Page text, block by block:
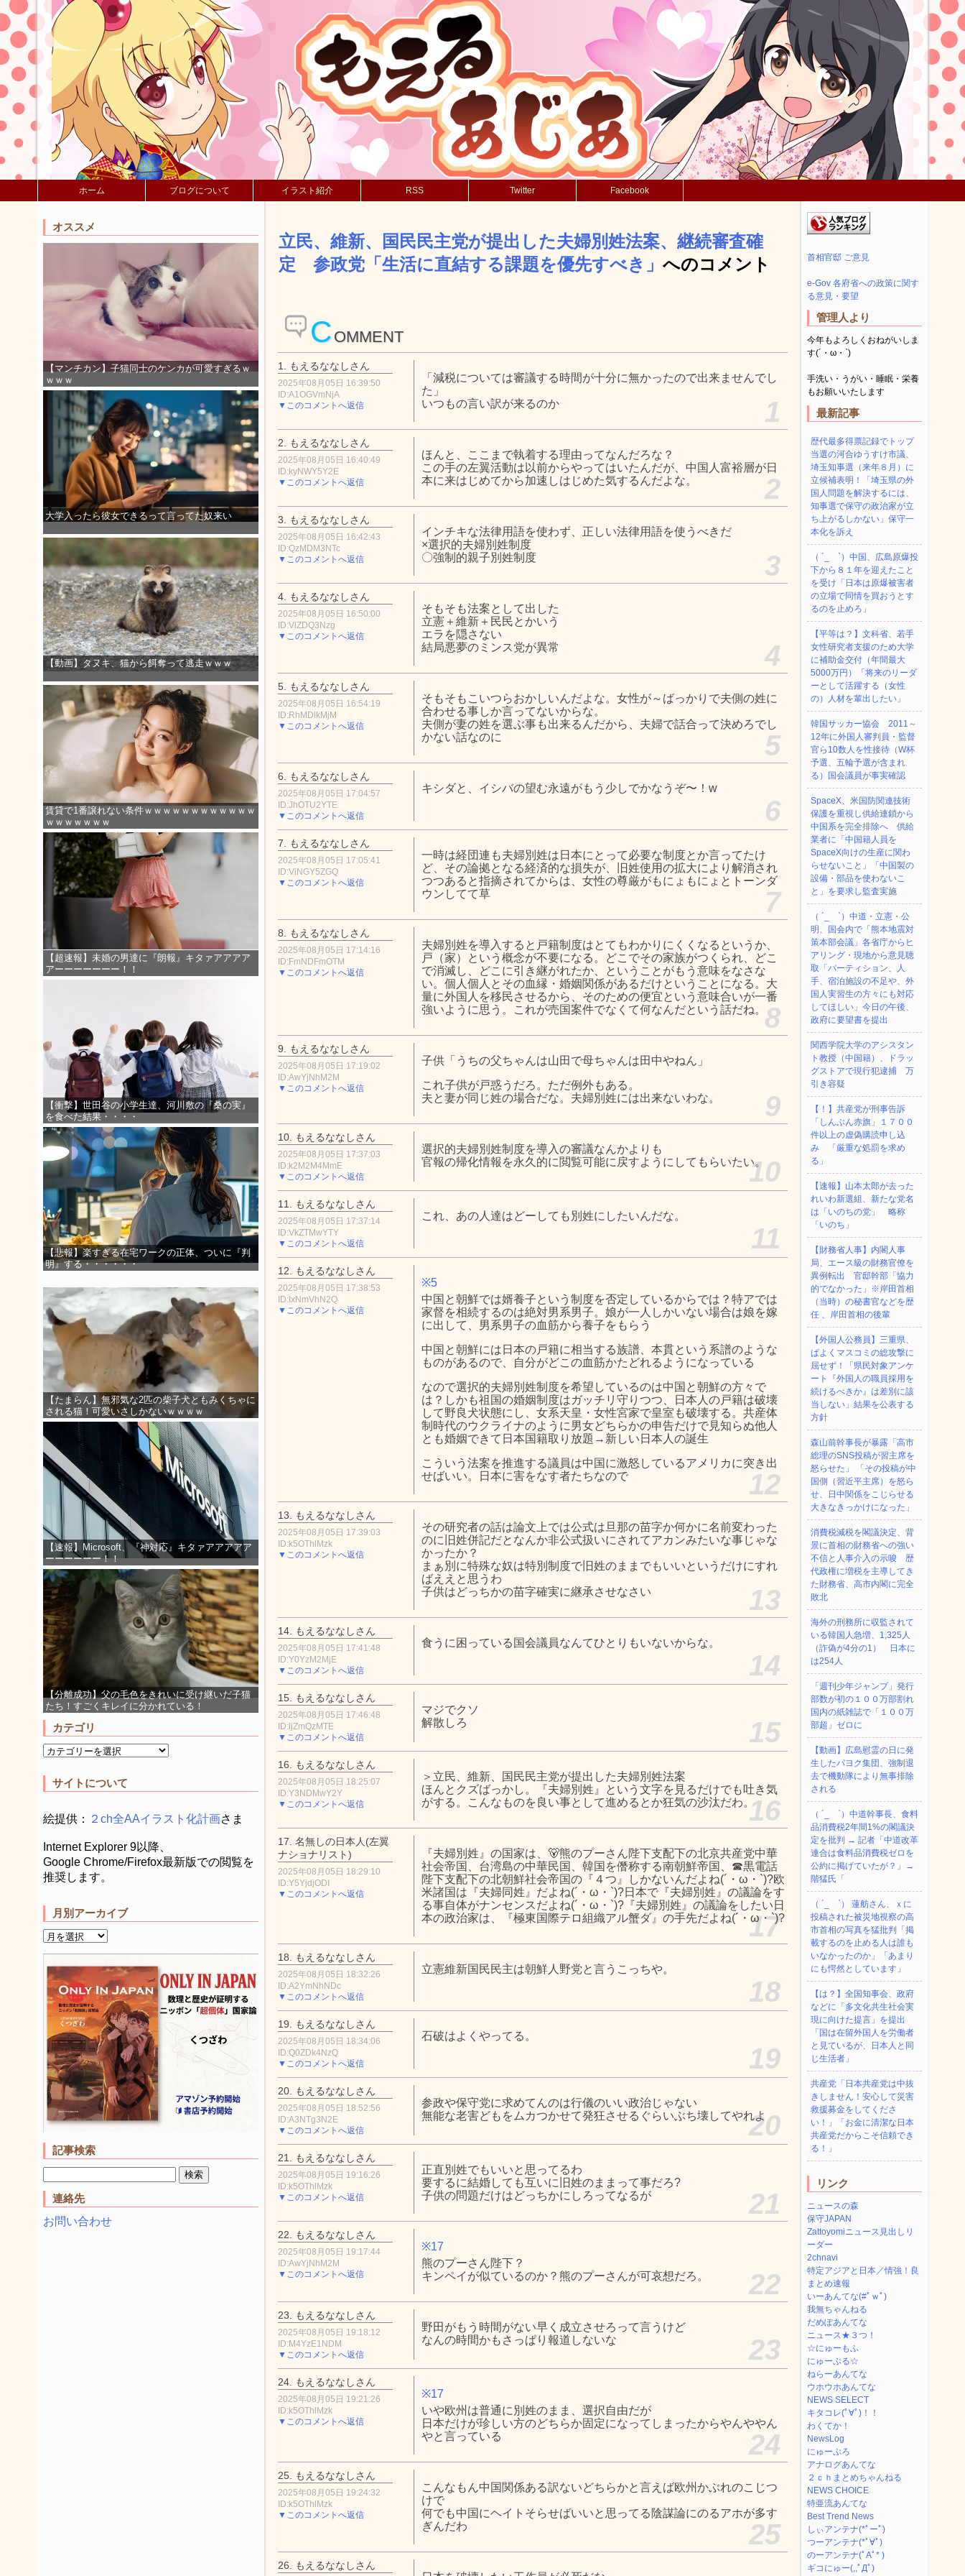
ホーム ブログについて イラスト紹介 RSS Twitter Facebook
オススメ
【マンチカン】子猫同士のケンカが可愛すぎるｗ
ｗｗｗ
大学入ったら彼女できるって言ってた奴来い
【動画】タヌキ、猫から餌奪って逃走ｗｗｗ
賃貸で1番譲れない条件ｗｗｗｗｗｗｗｗｗｗｗｗ
ｗｗｗｗｗｗｗ
【超速報】未婚の男達に『朗報』キタァアアアア
アーーーーーーー！！
【衝撃】世田谷の小学生達、河川敷の『桑の実』
を食べた結果・・・・
【悲報】楽すぎる在宅ワークの正体、ついに『判
明』する・・・・・・
【たまらん】無邪気な2匹の柴子犬ともみくちゃに
される猫！可愛いさしかないｗｗｗｗ
【速報】Microsoft、『神対応』キタァアアアアア
ーーーーーー！！
【分離成功】父の毛色をきれいに受け継いだ子猫
たち！すごくキレイに分かれている！
カテゴリ
サイトについて
絵提供： ２ch全AAイラスト化計画さま
Internet Explorer 9以降、
Google Chrome/Firefox最新版での閲覧を
推奨します。
月別アーカイブ
記事検索
連絡先
お問い合わせ
立民、維新、国民民主党が提出した夫婦別姓法案、継続審査確
定 参政党「生活に直結する課題を優先すべき」 へのコメント
C OMMENT
1. もえるななしさん
2025年08月05日 16:39:50
ID:A1OGVmNjA
▼このコメントへ返信
「減税については審議する時間が十分に無かったので出来ませんでし
た」
いつもの言い訳が来るのか
1
2. もえるななしさん
2025年08月05日 16:40:49
ID:kyNWY5Y2E
▼このコメントへ返信
ほんと、ここまで執着する理由ってなんだろな？
この手の左翼活動は以前からやってはいたんだが、中国人富裕層が日
本に来はじめてから加速しはじめた気するんだよな。
2
3. もえるななしさん
2025年08月05日 16:42:43
ID:QzMDM3NTc
▼このコメントへ返信
インチキな法律用語を使わず、正しい法律用語を使うべきだ
×選択的夫婦別姓制度
〇強制的親子別姓制度
3
4. もえるななしさん
2025年08月05日 16:50:00
ID:VlZDQ3Nzg
▼このコメントへ返信
そもそも法案として出した
立憲＋維新＋民民とかいう
エラを隠さない
結局悪夢のミンス党が異常
4
5. もえるななしさん
2025年08月05日 16:54:19
ID:RhMDlkMjM
▼このコメントへ返信
そもそもこいつらおかしいんだよな。女性が～ばっかりで夫側の姓に
合わせる事しか言ってないからな。
夫側が妻の姓を選ぶ事も出来るんだから、夫婦で話合って決めろでし
かない話なのに
5
6. もえるななしさん
2025年08月05日 17:04:57
ID:JhOTU2YTE
▼このコメントへ返信
キシダと、イシバの望む永遠がもう少しでかなうぞ〜！w
6
7. もえるななしさん
2025年08月05日 17:05:41
ID:ViNGY5ZGQ
▼このコメントへ返信
一時は経団連も夫婦別姓は日本にとって必要な制度とか言ってたけ
ど、その論拠となる経済的な損失が、旧姓使用の拡大により解消され
つつあると指摘されてからは、女性の尊厳がもにょもにょとトーンダ
ウンしてて草
7
8. もえるななしさん
2025年08月05日 17:14:16
ID:FmNDFmOTM
▼このコメントへ返信
夫婦別姓を導入すると戸籍制度はとてもわかりにくくなるというか、
戸（家）という概念が不要になる。どこでその家族がつくられ、どこ
で消滅し、どこに引き継がれたか、ということがもう意味をなさな
い。個人個人とその血縁・婚姻関係があるだけということになる。大
量に外国人を移民させるから、そのための便宜という意味合いが一番
強いように思う。これが売国案件でなくて何なんだという話だね。 8
9. もえるななしさん
2025年08月05日 17:19:02
ID:AwYjNhM2M
▼このコメントへ返信
子供「うちの父ちゃんは山田で母ちゃんは田中やねん」
これ子供が戸惑うだろ。ただ例外もある。
夫と妻が同じ姓の場合だな。夫婦別姓には出来ないわな。
9
10. もえるななしさん
2025年08月05日 17:37:03
ID:k2M2M4MmE
▼このコメントへ返信
選択的夫婦別姓制度を導入の審議なんかよりも
官報の帰化情報を永久的に閲覧可能に戻すようにしてもらいたい。10
11. もえるななしさん
2025年08月05日 17:37:14
ID:VkZTMwYTY
▼このコメントへ返信
これ、あの人達はどーしても別姓にしたいんだな。
11
12. もえるななしさん
2025年08月05日 17:38:53
ID:IxNmVhN2Q
▼このコメントへ返信
※5
中国と朝鮮では婿養子という制度を否定しているからでは？特アでは
家督を相続するのは絶対男系男子。娘が一人しかいない場合は娘を嫁
に出して、男系男子の血筋から養子をもらう
中国と朝鮮には日本の戸籍に相当する族譜、本貫という系譜のような
ものがあるので、自分がどこの血筋かたどれるようになっている
なので選択的夫婦別姓制度を希望しているのは中国と朝鮮の方々で
は？しかも祖国の婚姻制度はガッチリ守りつつ、日本人の戸籍は破壊
して野良犬状態にし、女系天皇・女性宮家で皇室も破壊する。共産体
制時代のウクライナのように男女どちらかの申告だけで見知らぬ他人
とも婚姻できて日本国籍取り放題→新しい日本人の誕生
こういう法案を推進する議員は中国に激怒しているアメリカに突き出
せばいい。日本に害をなす者たちなので
12
13. もえるななしさん
2025年08月05日 17:39:03
ID:k5OThlMzk
▼このコメントへ返信
その研究者の話は論文上では公式は旦那の苗字か何かに名前変わった
のに旧姓併記だとなんか非公式扱いにされてアカンみたいな事じゃな
かったか？
まぁ別に特殊な奴は特別制度で旧姓のままでもいいというだけにすれ
ばええと思うわ
子供はどっちかの苗字確実に継承させなさい
13
14. もえるななしさん
2025年08月05日 17:41:48
ID:Y0YzM2MjE
▼このコメントへ返信
食うに困っている国会議員なんてひとりもいないからな。
14
15. もえるななしさん
2025年08月05日 17:46:48
ID:ljZmQzMTE
▼このコメントへ返信
マジでクソ
解散しろ
15
16. もえるななしさん
2025年08月05日 18:25:07
ID:Y3NDMwY2Y
▼このコメントへ返信
＞立民、維新、国民民主党が提出した夫婦別姓法案
ほんとクズばっかし。『夫婦別姓』という文字を見るだけでも吐き気
がする。こんなものを良い事として進めるとか狂気の沙汰だわ。16
17. 名無しの日本人(左翼
ナショナリスト)
2025年08月05日 18:29:10
ID:Y5YjdjODI
▼このコメントへ返信
『夫婦別姓』の国家は、🐻熊のプーさん陛下支配下の北京共産党中華
社会帝国、台湾島の中華民国、韓国を僭称する南朝鮮帝国、☎黒電話
陛下支配下の北朝鮮社会帝国の『４つ』しかないんだよね(´・ω・`)?欧
米諸国は『夫婦同姓』だよね(´・ω・`)?日本で『夫婦別姓』の議論をす
る事自体がナンセンスだよね(´・ω・`)?『夫婦別姓』の議論をしたい日
本の政治家は、『極東国際テロ組織アル蟹ダ』の手先だよね(´・ω・`)?
17
18. もえるななしさん
2025年08月05日 18:32:26
ID:A2YmNhNDc
▼このコメントへ返信
立憲維新国民民主は朝鮮人野党と言うこっちや。
18
19. もえるななしさん
2025年08月05日 18:34:06
ID:Q0ZDk4NzQ
▼このコメントへ返信
石破はよくやってる。
19
20. もえるななしさん
2025年08月05日 18:52:56
ID:A3NTg3N2E
▼このコメントへ返信
参政や保守党に求めてんのは行儀のいい政治じゃない
無能な老害どもをムカつかせて発狂させるぐらいぶち壊してやれよ20
21. もえるななしさん
2025年08月05日 19:16:26
ID:k5OThlMzk
▼このコメントへ返信
正直別姓でもいいと思ってるわ
要するに結婚しても互いに旧姓のままって事だろ?
子供の問題だけはどっちかにしろってなるが
21
22. もえるななしさん
2025年08月05日 19:17:44
ID:AwYjNhM2M
▼このコメントへ返信
※17
熊のプーさん陛下？
キンペイが似ているのか？熊のプーさんが可哀想だろ。
22
23. もえるななしさん
2025年08月05日 19:18:12
ID:M4YzE1NDM
▼このコメントへ返信
野田がもう時間がない早く成立させろって言うけど
なんの時間かもさっぱり報道しないな
23
24. もえるななしさん
2025年08月05日 19:21:26
ID:k5OThlMzk
▼このコメントへ返信
※17
いや欧州は普通に別姓のまま、選択自由だが
日本だけが珍しい方のどちらか固定になってしまったからやんややん
やと言っている
24
25. もえるななしさん
2025年08月05日 19:24:32
ID:k5OThlMzk
▼このコメントへ返信
こんなもん中国関係ある訳ないどちらかと言えば欧州かぶれのこじつ
けで
何でも中国にヘイトそらせばいいと思ってる陰謀論にのるアホが多す
ぎんだわ
25
26. もえるななしさん
首相官邸 ご意見
e-Gov 各府省への政策に関す
る意見・要望
管理人より
今年もよろしくおねがいしま
す(´・ω・`)
手洗い・うがい・睡眠・栄養
もお願いいたします
最新記事
歴代最多得票記録でトップ
当選の河合ゆうすけ市議、
埼玉知事選（来年８月）に
立候補表明！「埼玉県の外
国人問題を解決するには、
知事選で保守の政治家が立
ち上がるしかない」保守一
本化を訴え
（ ´_ゝ`）中国、広島原爆投
下から８１年を迎えたこと
を受け「日本は原爆被害者
の立場で同情を買おうとす
るのを止めろ」
【平等は？】文科省、若手
女性研究者支援のため大学
に補助金交付（年間最大
5000万円）「将来のリーダ
ーとして活躍する（女性
の）人材を輩出したい」
韓国サッカー協会 2011～
12年に外国人審判員・監督
官ら10数人を性接待（W杯
予選、五輪予選が含まれ
る）国会議員が事実確認
SpaceX、米国防関連技術
保護を重視し供給連鎖から
中国系を完全排除へ 供給
業者に「中国籍人員を
SpaceX向けの生産に関わ
らせないこと」「中国製の
設備・部品を使わないこ
と」を要求し監査実施
（ ´_ゝ`）中道・立憲・公
明、国会内で「熊本地震対
策本部会議」各省庁からヒ
アリング・現地から意見聴
取「パーティション、人
手、宿泊施設の不足や、外
国人実習生の方々にも対応
してほしい」今日の午後、
政府に要望書を提出
関西学院大学のアシスタン
ト教授（中国籍）、ドラッ
グストアで現行犯逮捕 万
引き容疑
【！】共産党が刑事告訴
「しんぶん赤旗」１７００
件以上の虚偽購読申し込
み 「厳重な処罰を求め
る」
【速報】山本太郎が去った
れいわ新選組、新たな党名
は「いのちの党」 略称
「いのち」
【財務省人事】内閣人事
局、エース級の財務官僚を
異例転出 官邸幹部「協力
的でなかった」※岸田首相
（当時）の秘書官などを歴
任 、岸田首相の後輩
【外国人公務員】三重県、
ぱよくマスコミの総攻撃に
屈せず！「県民対象アンケ
ート『外国人の職員採用を
続けるべきか』は差別に該
当しない」結果を公表する
方針
森山前幹事長が暴露「高市
総理のSNS投稿が習主席を
怒らせた」 「その投稿が中
国側（習近平主席）を怒ら
せ、日中関係をこじらせる
大きなきっかけになった」
消費税減税を閣議決定、背
景に首相の財務省への強い
不信と人事介入の示唆 歴
代政権に増税を主導してき
た財務省、高市内閣に完全
敗北
海外の刑務所に収監されて
いる韓国人急増、1,325人
（詐偽が4分の1） 日本に
は254人
「週刊少年ジャンプ」発行
部数が初の１００万部割れ
国内の紙雑誌で「１００万
部超」ゼロに
【動画】広島慰霊の日に発
生したパヨク集団、強制退
去で機動隊により無事排除
される
（ ´_ゝ`）中道幹事長、食料
品消費税2年間1%の閣議決
定を批判 → 記者「中道改革
連合は食料品消費税ゼロを
公約に掲げていたが？」→
階猛氏「
（ ´_ゝ`） 蓮舫さん、ｘに
投稿された被災地視察の高
市首相の写真を猛批判「掲
載するのを止める人は誰も
いなかったのか」「あまり
にも愕然としています」
【は？】全国知事会、政府
などに「多文化共生社会実
現に向けた提言」を提出
「国は在留外国人を労働者
と見ているが、日本人と同
じ生活者」
共産党「日本共産党は中抜
きしません！安心して災害
救援募金をしてくださ
い！」「お金に清潔な日本
共産党だからこそ信頼でき
る！」
リンク
ニュースの森
保守JAPAN
Zattoyomiニュース見出しリ
ーダー
2chnavi
特定アジアと日本／情強！良
まとめ速報
いーあんてな(#ﾟｗﾟ)
我無ちゃんねる
だめぽあんてな
ニュース★３つ！
☆にゅーもふ
にゅーぷる☆
ねらーあんてな
ウホウホあんてな
NEWS SELECT
キタコレ(ﾟ∀ﾟ)！！
わくてか！
NewsLog
にゅーぷろ
アナログあんてな
２ｃｈまとめちゃんねる
NEWS CHOICE
特亜流あんてな
Best Trend News
しぃアンテナ(*ﾟーﾟ)
つーアンテナ(*ﾟ∀ﾟ)
のーアンテナ(ﾟAﾟ* )
ギコにゅー(,,ﾟДﾟ)